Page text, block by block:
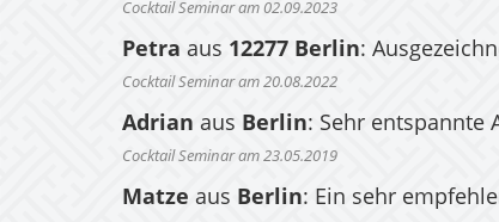
Cocktail Seminar am 02.09.2023
Petra aus 12277 Berlin:
Cocktail Seminar am 20.08.2022
Adrian aus Berlin: Sehr entspannte
Cocktail Seminar am 23.05.2019
Matze aus Berlin: Ein sehr